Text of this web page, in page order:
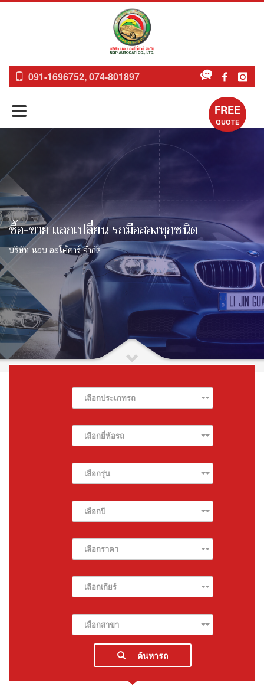
091-1696752, 074-801897
FREE
QUOTE
ซื้อ-ขาย แลกเปลี่ยน รถมือสองทุกชนิด
บริษัท นอบ ออโต้คาร์ จำกัด
เลือกประเภทรถ
เลือกยี่ห้อรถ
เลือกรุ่น
เลือกปี
เลือกราคา
เลือกเกียร์
เลือกสาขา
ค้นหารถ